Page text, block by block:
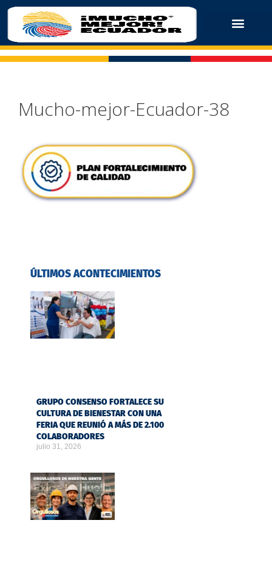
Mucho-mejor-Ecuador-38
ÚLTIMOS ACONTECIMIENTOS
GRUPO CONSENSO FORTALECE SU
CULTURA DE BIENESTAR CON UNA
FERIA QUE REUNIÓ A MÁS DE 2.100
COLABORADORES
julio 31, 2026